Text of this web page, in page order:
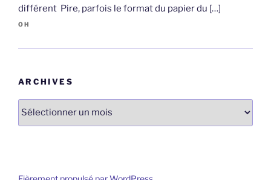
différent Pire, parfois le format du papier du […]
OH
ARCHIVES